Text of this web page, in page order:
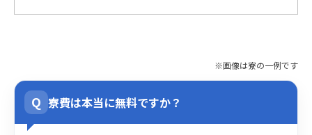
※画像は寮の一例です
Q 寮費は本当に無料ですか？